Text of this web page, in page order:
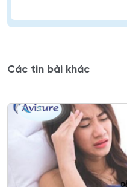
Các tin bài khác